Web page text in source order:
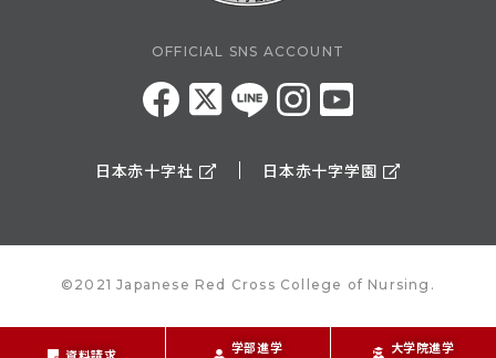
OFFICIAL SNS ACCOUNT
日本赤十字社 日本赤十字学園
©2021 Japanese Red Cross College of Nursing.
学部進学
大学院進学